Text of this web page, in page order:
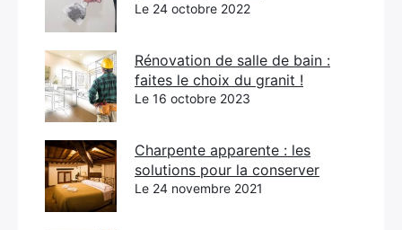
Le 24 octobre 2022
Rénovation de salle de bain :
faites le choix du granit !
Le 16 octobre 2023
Charpente apparente : les
solutions pour la conserver
Le 24 novembre 2021